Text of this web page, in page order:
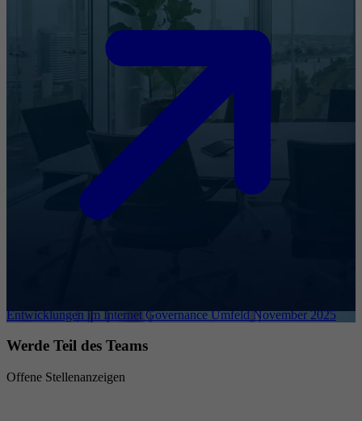
Entwicklungen im Internet Governance Umfeld November 2025
Werde Teil des Teams
Offene Stellenanzeigen